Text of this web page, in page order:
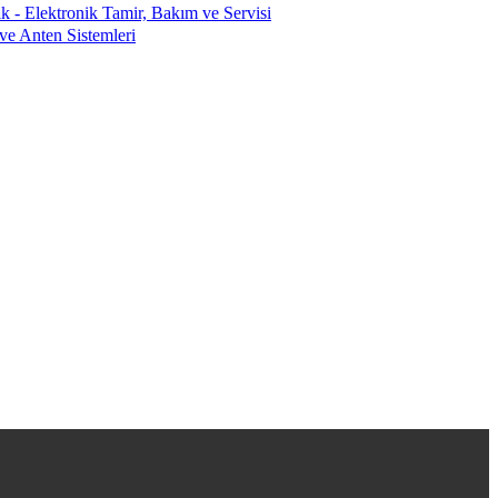
- Elektronik Tamir, Bakım ve Servisi
Anten Sistemleri